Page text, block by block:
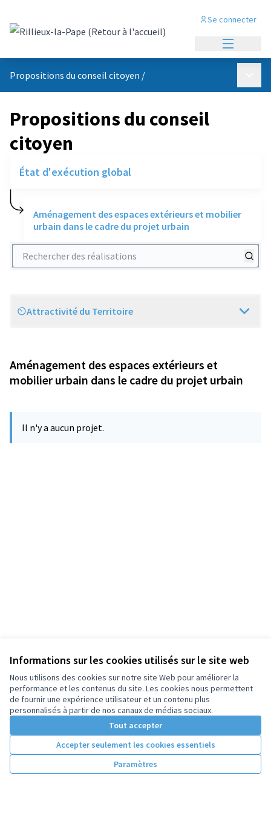
Informations sur les cookies utilisés sur le site web
Nous utilisons des cookies sur notre site Web pour améliorer la
performance et les contenus du site. Les cookies nous permettent
de fournir une expérience utilisateur et un contenu plus
personnalisés à partir de nos canaux de médias sociaux.
Tout accepter
Accepter seulement les cookies essentiels
Paramètres
Se connecter
Propositions du conseil citoyen /
Propositions du conseil
citoyen
État d'exécution global
Aménagement des espaces extérieurs et mobilier
urbain dans le cadre du projet urbain
Rechercher des réalisations
Scope
Attractivité du Territoire
Aménagement des espaces extérieurs et
mobilier urbain dans le cadre du projet urbain
Il n'y a aucun projet.